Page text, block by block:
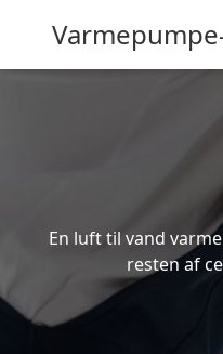
En luft til vand
resten af